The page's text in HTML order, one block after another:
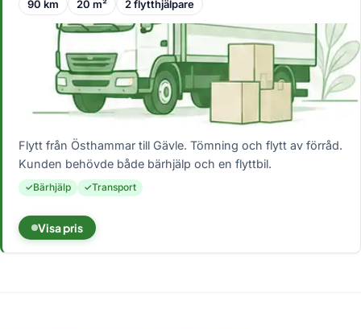
90 km 20 m² 2 flytthjälpare
Flytt från Östhammar till Gävle. Tömning och flytt av förråd.
Kunden behövde både bärhjälp och en flyttbil.
Bärhjälp Transport
Visa pris